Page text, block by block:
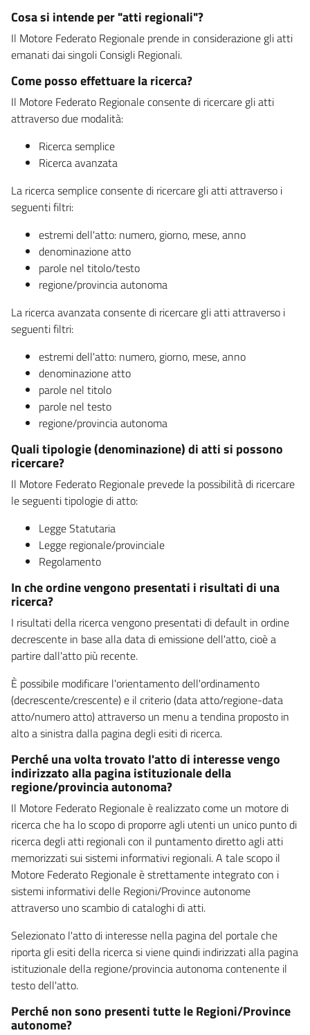
Cosa si intende per "atti regionali"?
Il Motore Federato Regionale prende in considerazione gli atti
emanati dai singoli Consigli Regionali.
Come posso effettuare la ricerca?
Il Motore Federato Regionale consente di ricercare gli atti
attraverso due modalità:
Ricerca semplice
Ricerca avanzata
La ricerca semplice consente di ricercare gli atti attraverso i
seguenti filtri:
estremi dell'atto: numero, giorno, mese, anno
denominazione atto
parole nel titolo/testo
regione/provincia autonoma
La ricerca avanzata consente di ricercare gli atti attraverso i
seguenti filtri:
estremi dell'atto: numero, giorno, mese, anno
denominazione atto
parole nel titolo
parole nel testo
regione/provincia autonoma
Quali tipologie (denominazione) di atti si possono
ricercare?
Il Motore Federato Regionale prevede la possibilità di ricercare
le seguenti tipologie di atto:
Legge Statutaria
Legge regionale/provinciale
Regolamento
In che ordine vengono presentati i risultati di una
ricerca?
I risultati della ricerca vengono presentati di default in ordine
decrescente in base alla data di emissione dell'atto, cioè a
partire dall'atto più recente.
È possibile modificare l'orientamento dell'ordinamento
(decrescente/crescente) e il criterio (data atto/regione-data
atto/numero atto) attraverso un menu a tendina proposto in
alto a sinistra dalla pagina degli esiti di ricerca.
Perché una volta trovato l'atto di interesse vengo
indirizzato alla pagina istituzionale della
regione/provincia autonoma?
Il Motore Federato Regionale è realizzato come un motore di
ricerca che ha lo scopo di proporre agli utenti un unico punto di
ricerca degli atti regionali con il puntamento diretto agli atti
memorizzati sui sistemi informativi regionali. A tale scopo il
Motore Federato Regionale è strettamente integrato con i
sistemi informativi delle Regioni/Province autonome
attraverso uno scambio di cataloghi di atti.
Selezionato l'atto di interesse nella pagina del portale che
riporta gli esiti della ricerca si viene quindi indirizzati alla pagina
istituzionale della regione/provincia autonoma contenente il
testo dell'atto.
Perché non sono presenti tutte le Regioni/Province
autonome?